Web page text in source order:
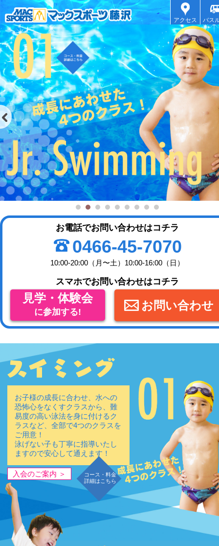
アクセス バス
お電話でお問い合わせはコチラ
0466-45-7070
10:00-20:00（月〜土）10:00-16:00（日）
スマホでお問い合わせはコチラ
見学・体験会
に参加する! お問い合わせ
お子様の成長に合わせ、水への
恐怖心をなくすクラスから、難
易度の高い泳法を身に付けるク
ラスなど、全部で4つのクラスを
ご用意！
泳げない子も丁寧に指導いたし
ますので安心して通えます！
コース・料金
詳細はこちら
入会のご案内 ＞